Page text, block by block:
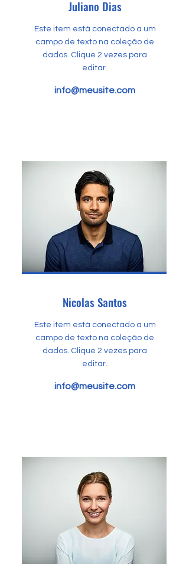
Juliano Dias
Este item está conectado a um
campo de texto na coleção de
dados. Clique 2 vezes para
editar.
info@meusite.com
Nicolas Santos
Este item está conectado a um
campo de texto na coleção de
dados. Clique 2 vezes para
editar.
info@meusite.com